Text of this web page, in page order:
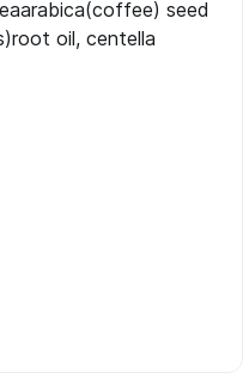
seed
oil, centella